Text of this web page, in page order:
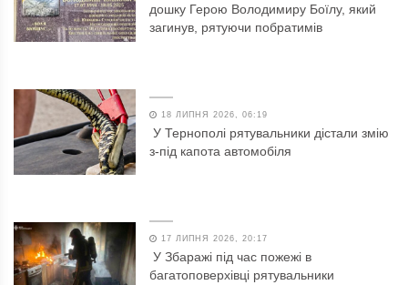
дошку Герою Володимиру Боїлу, який
загинув, рятуючи побратимів
18 ЛИПНЯ 2026, 06:19
У Тернополі рятувальники дістали змію
з-під капота автомобіля
17 ЛИПНЯ 2026, 20:17
У Збаражі під час пожежі в
багатоповерхівці рятувальники